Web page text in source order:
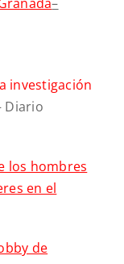
investigación
Diario
los hombres
en el
de